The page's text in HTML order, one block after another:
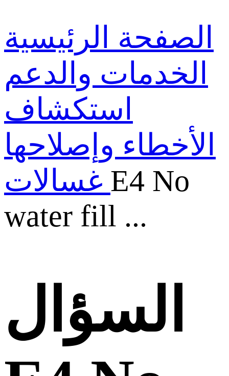
الصفحة الرئيسية
الخدمات والدعم
استكشاف
الأخطاء وإصلاحها
E4 No
water fill ...
السؤال